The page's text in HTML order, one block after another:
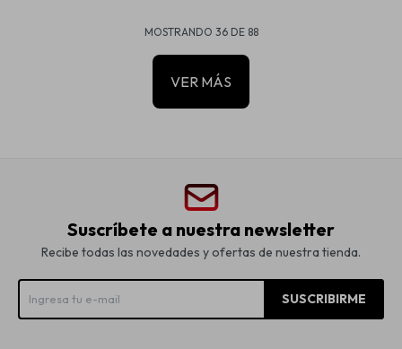
MOSTRANDO 36DE 88
VER MÁS
Suscríbete a nuestra newsletter
Recibe todas las novedades y ofertas de nuestra tienda.
SUSCRIBIRME